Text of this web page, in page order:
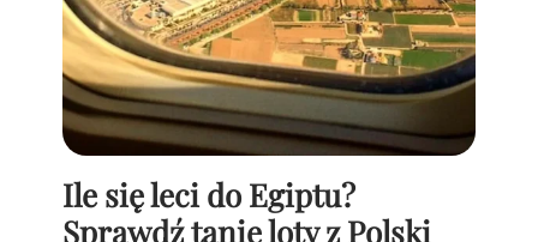
Ile się leci do Egiptu?
Sprawdź tanie loty z Polski